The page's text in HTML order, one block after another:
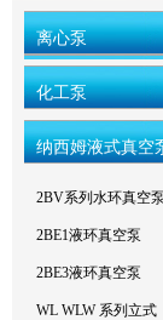
离心泵
化工泵
纳西姆液式真空
2BV系列水环真空泵
2BE1液环真空泵
2BE3液环真空泵
WL WLW 系列立式